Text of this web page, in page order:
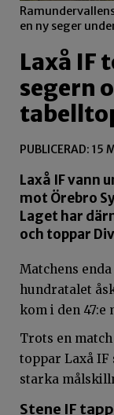
en ny seger
Laxå IF
segern
PUBLICERAD: 15
Laxå IF vann
mot Örebro
Laget har
och toppar
Matchens
hundratalet
kom i den 47:e
Trots en
toppar Laxå IF
starka
Stene IF